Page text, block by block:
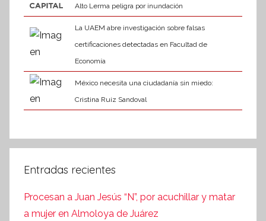
Alto Lerma peligra por inundación
La UAEM abre investigación sobre falsas
certificaciones detectadas en Facultad de
Economía
México necesita una ciudadanía sin miedo:
Cristina Ruiz Sandoval
Entradas recientes
Procesan a Juan Jesús “N”, por acuchillar y matar
a mujer en Almoloya de Juárez